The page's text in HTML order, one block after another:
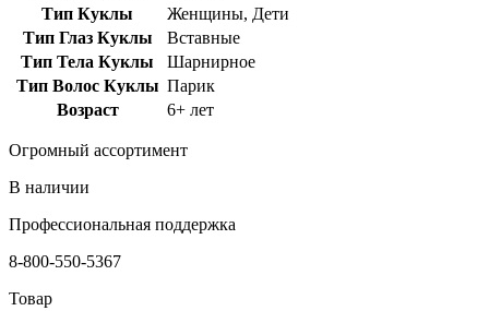
Тип Куклы
Женщины, Дети
Тип Глаз Куклы
Вставные
Тип Тела Куклы
Шарнирное
Тип Волос Куклы Парик
Возраст
6+ лет
Огромный ассортимент
В наличии
Профессиональная поддержка
8-800-550-5367
Товар